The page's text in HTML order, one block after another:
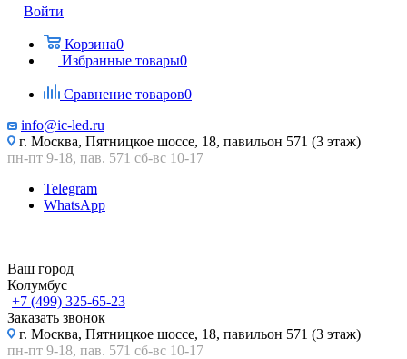
Войти
Корзина0
Избранные товары0
Сравнение товаров0
info@ic-led.ru
г. Москва, Пятницкое шоссе, 18, павильон 571 (3 этаж)
пн-пт 9-18, пав. 571 сб-вс 10-17
Telegram
WhatsApp
Ваш город
Колумбус
+7 (499) 325-65-23
Заказать звонок
г. Москва, Пятницкое шоссе, 18, павильон 571 (3 этаж)
пн-пт 9-18, пав. 571 сб-вс 10-17